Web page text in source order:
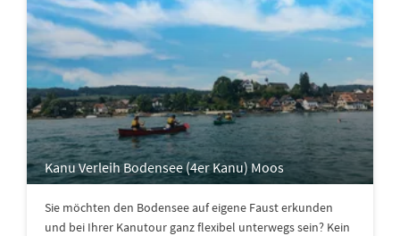
Kanu Verleih Bodensee (4er Kanu) Moos
Sie möchten den Bodensee auf eigene Faust erkunden
und bei Ihrer Kanutour ganz flexibel unterwegs sein? Kein